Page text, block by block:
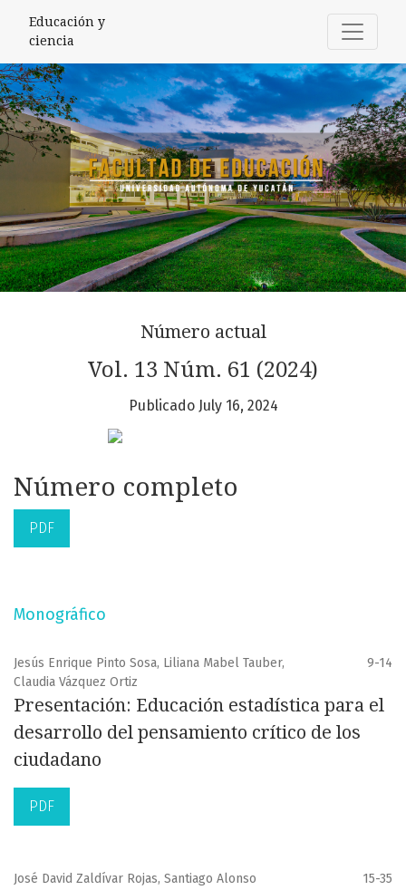
Educación y ciencia
Educación y
ciencia
Número actual
Vol. 13 Núm. 61 (2024)
Publicado July 16, 2024
Número completo
PDF
Monográfico
Jesús Enrique Pinto Sosa, Liliana Mabel Tauber,
Claudia Vázquez Ortiz
9-14
Presentación: Educación estadística para el
desarrollo del pensamiento crítico de los
ciudadano
PDF
José David Zaldívar Rojas, Santiago Alonso
15-35